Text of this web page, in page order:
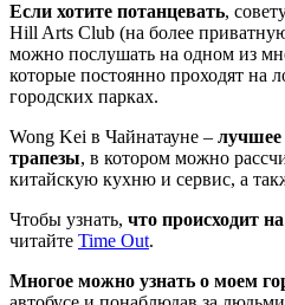
Если хотите потанцевать,
Hill Arts Club (на более
можно послушать на одном из
которые постоянно проходят на
городских парках.
Wong Kei в Чайнатауне – лучшее
трапезы, в котором можно
китайскую кухню и сервис, а
Чтобы узнать, что происходит
читайте Time Out.
Многое можно узнать о моем